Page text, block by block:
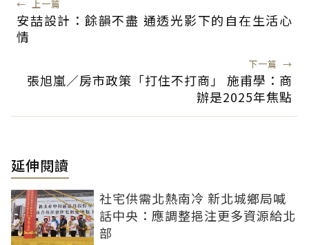
← 上一篇
安喆設計：餘韻不盡 通透光影下的自在生活心
情
下一篇 →
張旭嵐／房市政策「打住不打商」 施甫學：商
辦是2025年焦點
延伸閱讀
社宅供需北熱南冷 新北城鄉局喊
話中央：應調整挹注更多資源給北
部